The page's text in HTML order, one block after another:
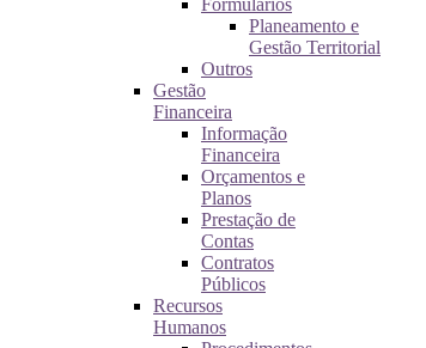
Formulários
Planeamento e
Gestão Territorial
Outros
Gestão
Financeira
Informação
Financeira
Orçamentos e
Planos
Prestação de
Contas
Contratos
Públicos
Recursos
Humanos